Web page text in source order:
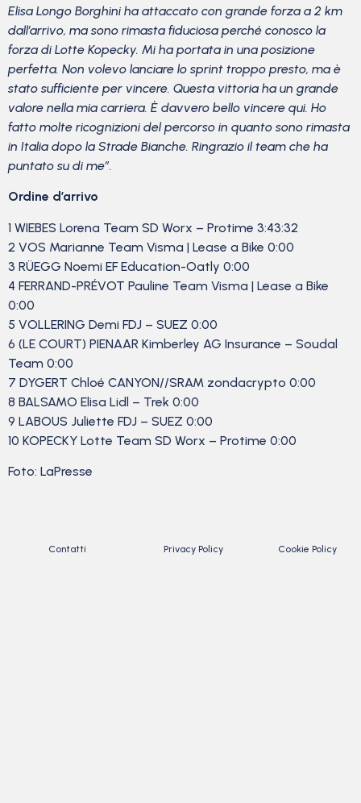
Elisa Longo Borghini ha attaccato con grande forza a 2 km
dall’arrivo, ma sono rimasta fiduciosa perché conosco la
forza di Lotte Kopecky. Mi ha portata in una posizione
perfetta. Non volevo lanciare lo sprint troppo presto, ma è
stato sufficiente per vincere. Questa vittoria ha un grande
valore nella mia carriera. È davvero bello vincere qui. Ho
fatto molte ricognizioni del percorso in quanto sono rimasta
in Italia dopo la Strade Bianche. Ringrazio il team che ha
puntato su di me”.
Ordine d’arrivo
1 WIEBES Lorena Team SD Worx – Protime 3:43:32
2 VOS Marianne Team Visma | Lease a Bike 0:00
3 RÜEGG Noemi EF Education-Oatly 0:00
4 FERRAND-PRÉVOT Pauline Team Visma | Lease a Bike
0:00
5 VOLLERING Demi FDJ – SUEZ 0:00
6 (LE COURT) PIENAAR Kimberley AG Insurance – Soudal
Team 0:00
7 DYGERT Chloé CANYON//SRAM zondacrypto 0:00
8 BALSAMO Elisa Lidl – Trek 0:00
9 LABOUS Juliette FDJ – SUEZ 0:00
10 KOPECKY Lotte Team SD Worx – Protime 0:00
Foto: LaPresse
Contatti Privacy Policy Cookie Policy